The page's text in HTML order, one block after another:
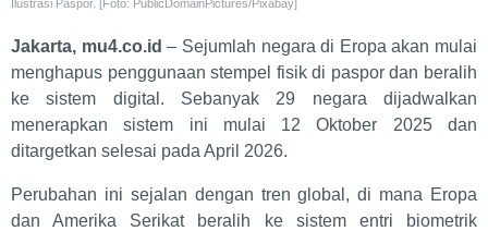
Ilustrasi Paspor. [Foto: PublicDomainPictures/Pixabay]
Jakarta, mu4.co.id – Sejumlah negara di Eropa akan mulai
menghapus penggunaan stempel fisik di paspor dan beralih
ke sistem digital. Sebanyak 29 negara dijadwalkan
menerapkan sistem ini mulai 12 Oktober 2025 dan
ditargetkan selesai pada April 2026.
Perubahan ini sejalan dengan tren global, di mana Eropa
dan Amerika Serikat beralih ke sistem entri biometrik